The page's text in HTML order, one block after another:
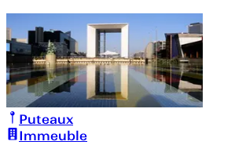
Puteaux
Immeuble